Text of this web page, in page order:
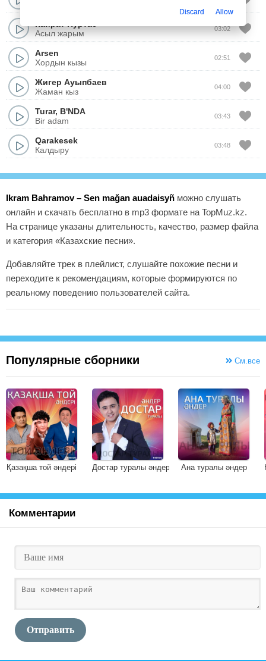
Асыл жарым
03:02
Arsen
Хордын кызы
02:51
Жигер Ауыпбаев
Жаман кыз
04:00
Turar, B'NDA
Bir adam
03:43
Qarakesek
Калдыру
03:48
Ikram Bahramov – Sen mağan auadaisyñ можно слушать
онлайн и скачать бесплатно в mp3 формате на TopMuz.kz.
На странице указаны длительность, качество, размер файла
и категория «Казахские песни».
Добавляйте трек в плейлист, слушайте похожие песни и
переходите к рекомендациям, которые формируются по
реальному поведению пользователей сайта.
Популярные сборники См.все
Қазақша той әндері Достар туралы әндер Ана туралы әндер
Комментарии
Отправить
Discard Allow